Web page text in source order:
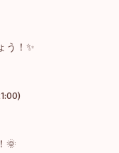
う！✨
🌞